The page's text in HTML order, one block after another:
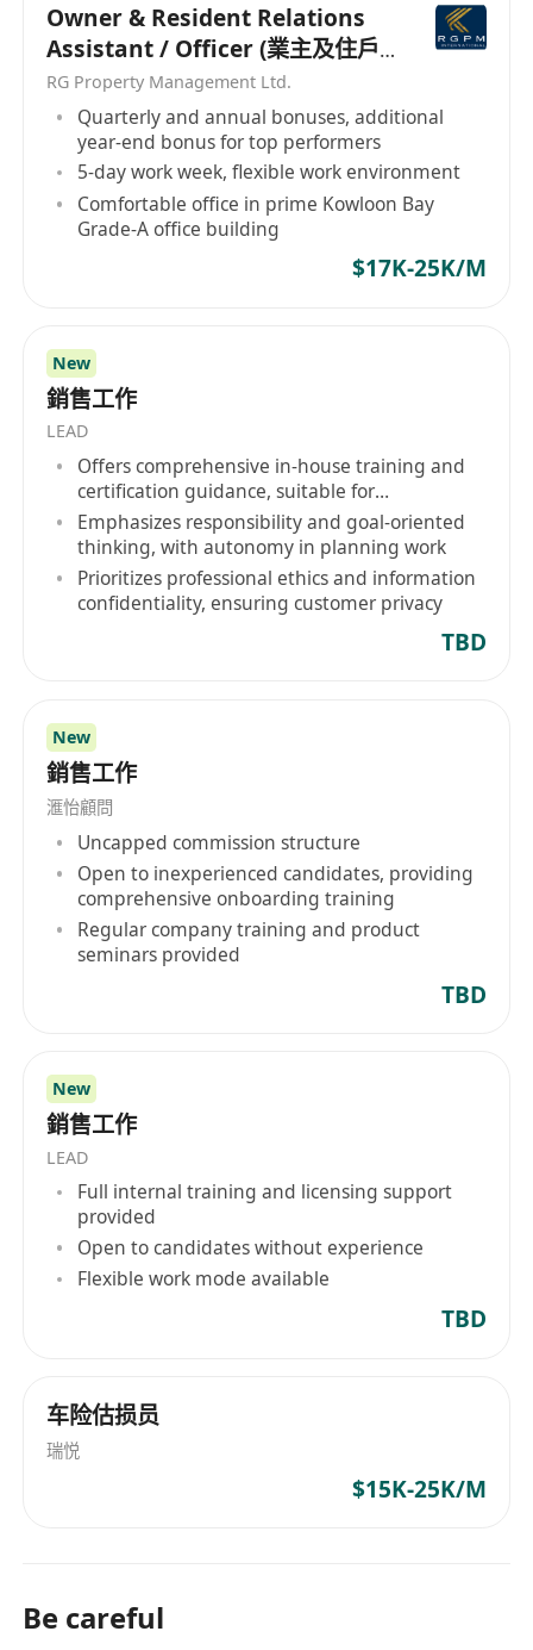
人。
工作地點位於尖沙咀核心商業區，交通便利，鄰
近港鐵站及主要公共交通樞紐。
Owner & Resident Relations
Assistant / Officer (業主及住戶
關係助理/主任）
RG Property Management Ltd.
Quarterly and annual bonuses, additional
year-end bonus for top performers
5-day work week, flexible work environment
Comfortable office in prime Kowloon Bay
Grade-A office building
$17K-25K/M
New
銷售工作
LEAD
Offers comprehensive in-house training and
certification guidance, suitable for
inexperienced applicants
Emphasizes responsibility and goal-oriented
thinking, with autonomy in planning work
Prioritizes professional ethics and information
confidentiality, ensuring customer privacy
TBD
New
銷售工作
滙怡顧問
Uncapped commission structure
Open to inexperienced candidates, providing
comprehensive onboarding training
Regular company training and product
seminars provided
TBD
New
銷售工作
LEAD
Full internal training and licensing support
provided
Open to candidates without experience
Flexible work mode available
TBD
车险估损员
瑞悦
$15K-25K/M
Be careful